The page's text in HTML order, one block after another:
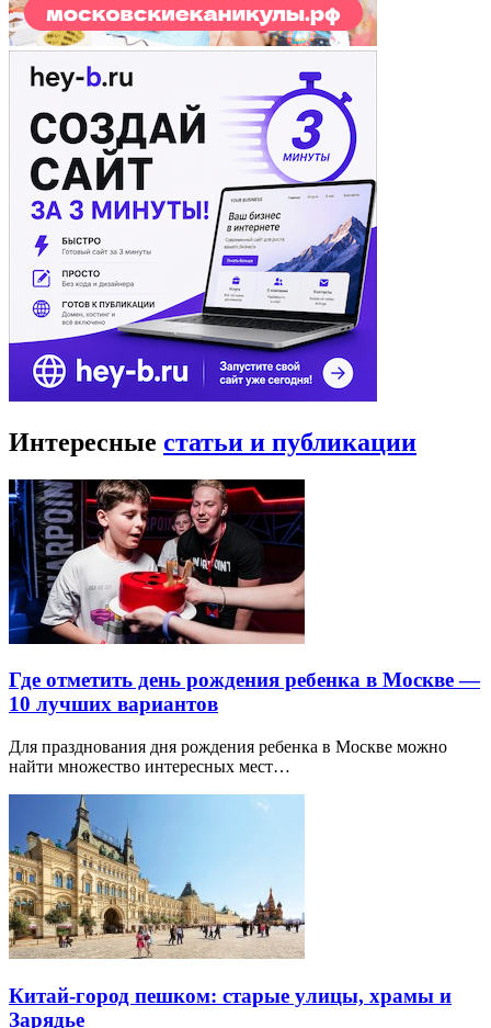
Интересные статьи и публикации
Где отметить день рождения ребенка в Москве —
10 лучших вариантов
Для празднования дня рождения ребенка в Москве можно
найти множество интересных мест…
Китай-город пешком: старые улицы, храмы и
Зарядье